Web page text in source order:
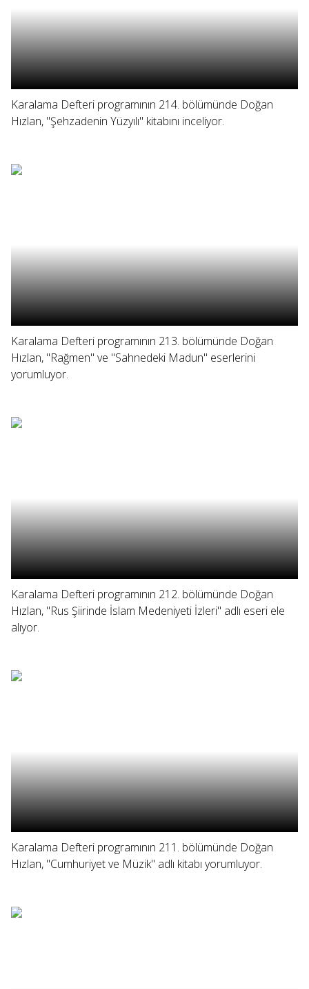
Karalama Defteri programının 214. bölümünde Doğan
Hızlan, "Şehzadenin Yüzyılı" kitabını inceliyor.
Karalama Defteri programının 213. bölümünde Doğan
Hızlan, "Rağmen" ve "Sahnedeki Madun" eserlerini
yorumluyor.
Karalama Defteri programının 212. bölümünde Doğan
Hızlan, "Rus Şiirinde İslam Medeniyeti İzleri" adlı eseri ele
alıyor.
Karalama Defteri programının 211. bölümünde Doğan
Hızlan, "Cumhuriyet ve Müzik" adlı kitabı yorumluyor.